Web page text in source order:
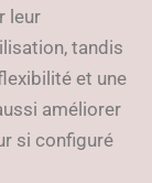
leur
tandis
et une
améliorer
si configuré